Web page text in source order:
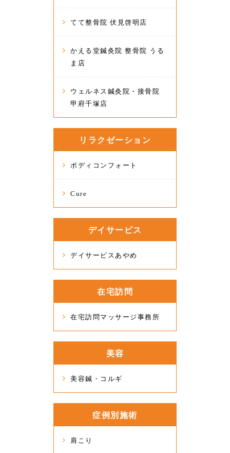
てて整骨院 伏見啓明店
かえる堂鍼灸院 整骨院 うる
ま店
ウェルネス鍼灸院・接骨院
甲府千塚店
リラクゼーション
ボディコンフォート
Cure
デイサービス
デイサービスあやめ
在宅訪問
在宅訪問マッサージ事務所
美容
美容鍼・コルギ
症例別施術
肩こり